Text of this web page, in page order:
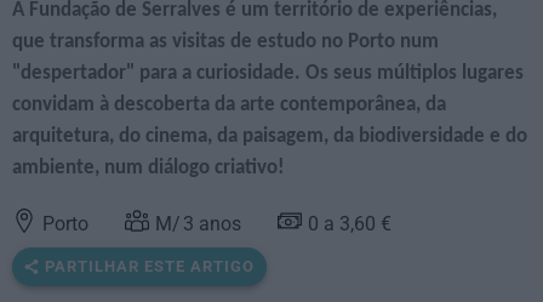
A Fundação de Serralves é um território de experiências,
que transforma as visitas de estudo no Porto num
"despertador" para a curiosidade. Os seus múltiplos lugares
convidam à descoberta da arte contemporânea, da
arquitetura, do cinema, da paisagem, da biodiversidade e do
ambiente, num diálogo criativo!
Porto 3 anos 0 a 3,60 €
PARTILHAR ESTE ARTIGO